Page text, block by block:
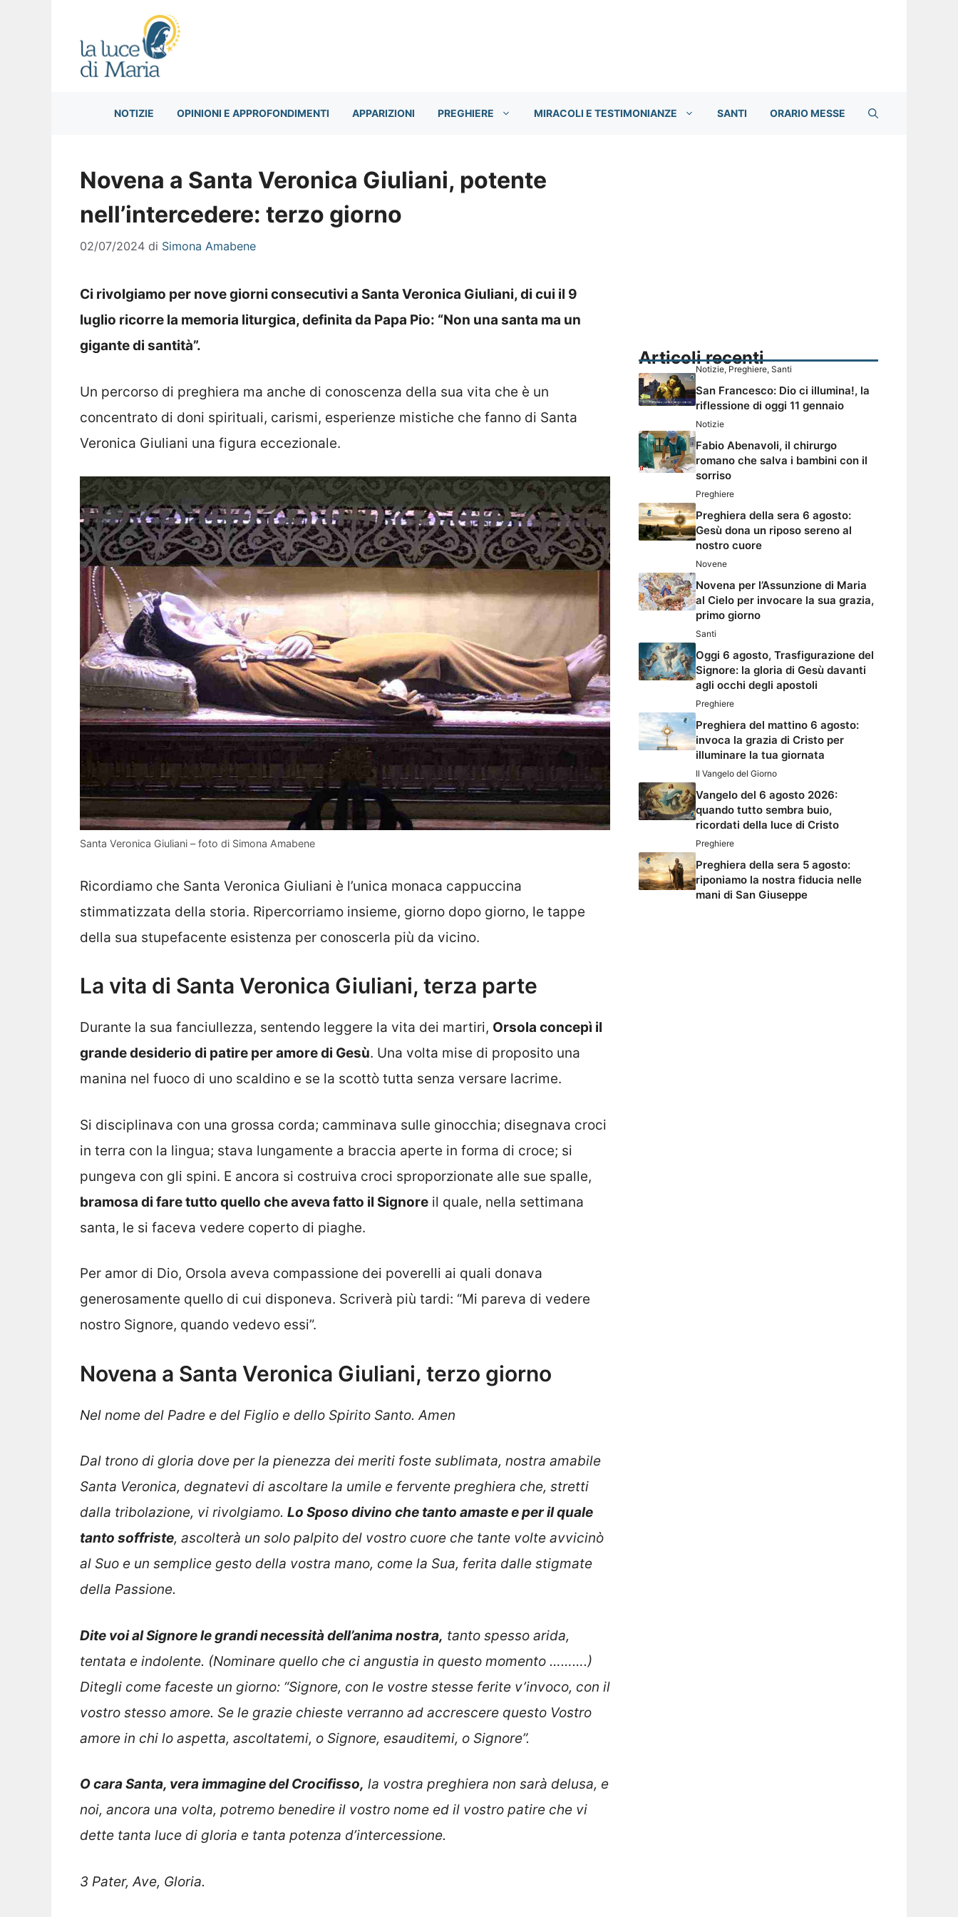
NOTIZIE OPINIONI E APPROFONDIMENTI APPARIZIONI PREGHIERE MIRACOLI E TESTIMONIANZE SANTI ORARIO MESSE
Novena a Santa Veronica Giuliani, potente
nell’intercedere: terzo giorno
02/07/2024 di Simona Amabene
Ci rivolgiamo per nove giorni consecutivi a Santa Veronica Giuliani, di cui il 9
luglio ricorre la memoria liturgica, definita da Papa Pio: “Non una santa ma un
gigante di santità”.
Un percorso di preghiera ma anche di conoscenza della sua vita che è un
concentrato di doni spirituali, carismi, esperienze mistiche che fanno di Santa
Veronica Giuliani una figura eccezionale.
Santa Veronica Giuliani – foto di Simona Amabene
Ricordiamo che Santa Veronica Giuliani è l’unica monaca cappuccina
stimmatizzata della storia. Ripercorriamo insieme, giorno dopo giorno, le tappe
della sua stupefacente esistenza per conoscerla più da vicino.
La vita di Santa Veronica Giuliani, terza parte
Durante la sua fanciullezza, sentendo leggere la vita dei martiri, Orsola concepì il
grande desiderio di patire per amore di Gesù. Una volta mise di proposito una
manina nel fuoco di uno scaldino e se la scottò tutta senza versare lacrime.
Si disciplinava con una grossa corda; camminava sulle ginocchia; disegnava croci
in terra con la lingua; stava lungamente a braccia aperte in forma di croce; si
pungeva con gli spini. E ancora si costruiva croci sproporzionate alle sue spalle,
bramosa di fare tutto quello che aveva fatto il Signore il quale, nella settimana
santa, le si faceva vedere coperto di piaghe.
Per amor di Dio, Orsola aveva compassione dei poverelli ai quali donava
generosamente quello di cui disponeva. Scriverà più tardi: “Mi pareva di vedere
nostro Signore, quando vedevo essi”.
Novena a Santa Veronica Giuliani, terzo giorno
Nel nome del Padre e del Figlio e dello Spirito Santo. Amen
Dal trono di gloria dove per la pienezza dei meriti foste sublimata, nostra amabile
Santa Veronica, degnatevi di ascoltare la umile e fervente preghiera che, stretti
dalla tribolazione, vi rivolgiamo. Lo Sposo divino che tanto amaste e per il quale
tanto soffriste, ascolterà un solo palpito del vostro cuore che tante volte avvicinò
al Suo e un semplice gesto della vostra mano, come la Sua, ferita dalle stigmate
della Passione.
Dite voi al Signore le grandi necessità dell’anima nostra, tanto spesso arida,
tentata e indolente. (Nominare quello che ci angustia in questo momento ……….)
Ditegli come faceste un giorno: “Signore, con le vostre stesse ferite v’invoco, con il
vostro stesso amore. Se le grazie chieste verranno ad accrescere questo Vostro
amore in chi lo aspetta, ascoltatemi, o Signore, esauditemi, o Signore”.
O cara Santa, vera immagine del Crocifisso, la vostra preghiera non sarà delusa, e
noi, ancora una volta, potremo benedire il vostro nome ed il vostro patire che vi
dette tanta luce di gloria e tanta potenza d’intercessione.
3 Pater, Ave, Gloria.
Articoli recenti
Notizie, Preghiere, Santi
San Francesco: Dio ci illumina!, la
riflessione di oggi 11 gennaio
Notizie
Fabio Abenavoli, il chirurgo
romano che salva i bambini con il
sorriso
Preghiere
Preghiera della sera 6 agosto:
Gesù dona un riposo sereno al
nostro cuore
Novene
Novena per l’Assunzione di Maria
al Cielo per invocare la sua grazia,
primo giorno
Santi
Oggi 6 agosto, Trasfigurazione del
Signore: la gloria di Gesù davanti
agli occhi degli apostoli
Preghiere
Preghiera del mattino 6 agosto:
invoca la grazia di Cristo per
illuminare la tua giornata
Il Vangelo del Giorno
Vangelo del 6 agosto 2026:
quando tutto sembra buio,
ricordati della luce di Cristo
Preghiere
Preghiera della sera 5 agosto:
riponiamo la nostra fiducia nelle
mani di San Giuseppe